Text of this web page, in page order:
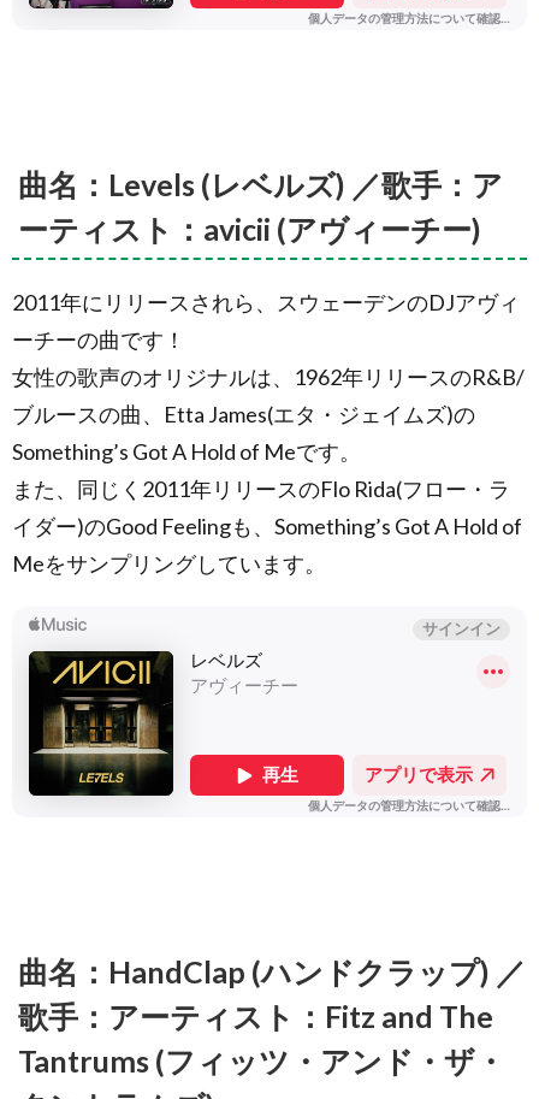
曲名：Levels (レベルズ) ／歌手：ア
ーティスト：avicii (アヴィーチー)
2011年にリリースされら、スウェーデンのDJアヴィ
ーチーの曲です！
女性の歌声のオリジナルは、1962年リリースのR&B/
ブルースの曲、Etta James(エタ・ジェイムズ)の
Something’s Got A Hold of Meです。
また、同じく2011年リリースのFlo Rida(フロー・ラ
イダー)のGood Feelingも、Something’s Got A Hold of
Meをサンプリングしています。
曲名：HandClap (ハンドクラップ) ／
歌手：アーティスト：Fitz and The
Tantrums (フィッツ・アンド・ザ・